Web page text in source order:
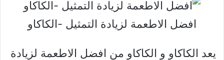
افضل الاطعمة لزيادة التمثيل -الكاكاو
يعد الكاكاو و الكاكاو من افضل الاطعمة لزيادة